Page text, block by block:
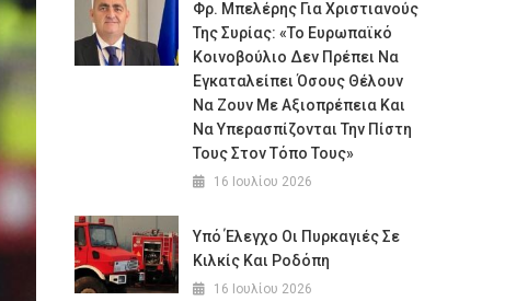
Φρ. Μπελέρης Για Χριστιανούς
Της Συρίας: «Το Ευρωπαϊκό
Κοινοβούλιο Δεν Πρέπει Να
Εγκαταλείπει Όσους Θέλουν
Να Ζουν Με Αξιοπρέπεια Και
Να Υπερασπίζονται Την Πίστη
Τους Στον Τόπο Τους»
16 Ιουλίου 2026
Υπό Έλεγχο Οι Πυρκαγιές Σε
Κιλκίς Και Ροδόπη
16 Ιουλίου 2026